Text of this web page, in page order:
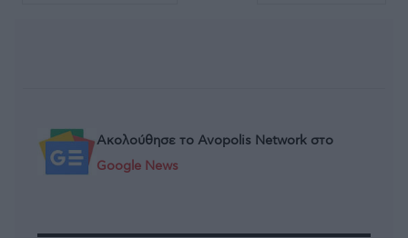
Ακολούθησε το Avopolis Network στο
Google News